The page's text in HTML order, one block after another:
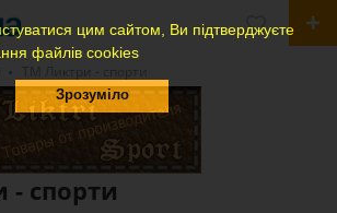
цим сайтом, Ви підтверджуєте
файлів cookies
Зрозуміло
спорти